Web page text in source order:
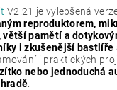
V2.21 je vylepšená
reproduktorem,
větší pamětí a
i zkušenější bastlíře
i praktických
nebo jednoduchá